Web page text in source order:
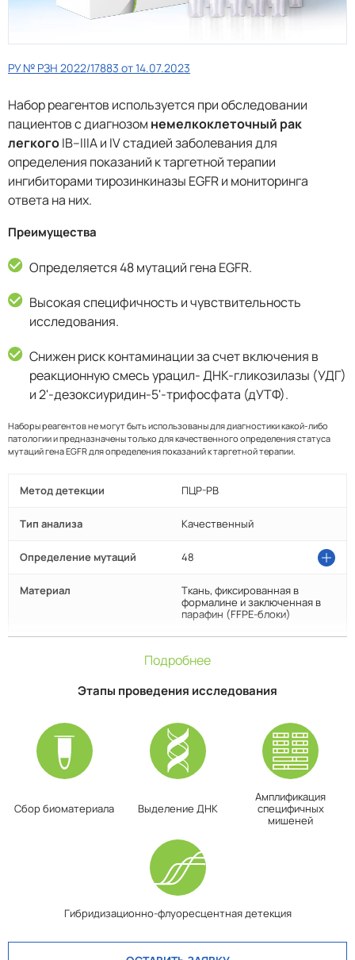
РУ № РЗН 2022/17883 от 14.07.2023
Набор реагентов используется при обследовании
пациентов с диагнозом немелкоклеточный рак
легкогоIВ–IIIA и IV стадией заболевания для
определения показаний к таргетной терапии
ингибиторами тирозинкиназы EGFR и мониторинга
ответа на них.
Преимущества
Определяется 48 мутаций гена EGFR.
Высокая специфичность и чувствительность
исследования.
Снижен риск контаминации за счет включения в
реакционную смесь урацил- ДНК-гликозилазы (УДГ)
и 2'-дезоксиуридин-5'-трифосфата (дУТФ).
Наборы реагентов не могут быть использованы для диагностики какой-либо
патологии и предназначены только для качественного определения статуса
мутаций гена EGFR для определения показаний к таргетной терапии.
Метод детекции ПЦР-РВ
Тип анализа Качественный
Определение мутаций
48
определяет мутации G719S, G719C, G719D, G719A, но
определяет 35 мутаций, но не различает их
определяет мутации S768I, T790M и 4 инсерции, но
не различает их
определяет мутацию L861Q и 2 мутации L858R, но
Материал
Ткань, фиксированная в
формалине и заключенная в
парафин (FFPE-блоки)
раствора ДНК
Диагностическая
100 % (с доверительной
Диагностическая
специфичность
100 % (с доверительной
вероятностью 95 %)
Время на 1 анализ 60 мин.
Количество реакций 30
CFX96, ДТпрайм, Rotor-Gene
Q, QuantStudio 5
24
Подробнее
Этапы проведения исследования
Сбор биоматериала Выделение ДНК
Амплификация
специфичных
мишеней
Гибридизационно-флуоресцентная детекция